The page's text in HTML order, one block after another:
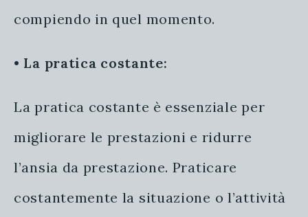
compiendo in quel momento.
• La pratica costante:
La pratica costante è essenziale per
migliorare le prestazioni e ridurre
l’ansia da prestazione. Praticare
costantemente la situazione o l’attività